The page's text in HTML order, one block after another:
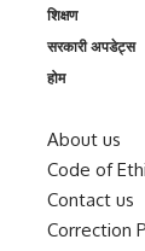
शिक्षण
सरकारी अपडेट्स
होम
About us
Code of
Contact us
Correction